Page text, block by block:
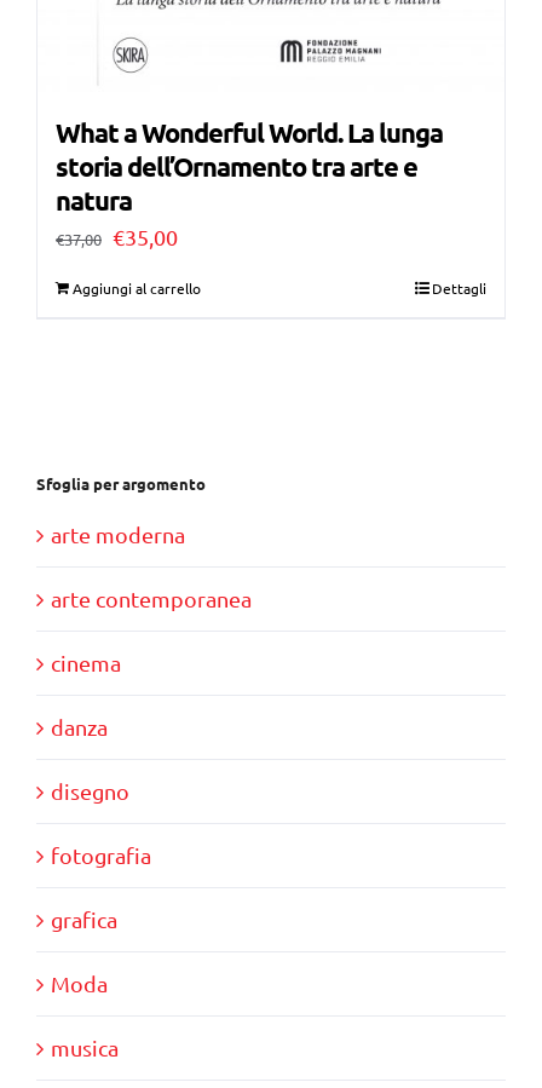
What a Wonderful World. La lunga
storia dell’Ornamento tra arte e
natura
€37,00 Il
€35,00Il
Aggiungi al carrello Dettagli
Sfoglia per argomento
arte moderna
arte contemporanea
cinema
danza
disegno
fotografia
grafica
Moda
musica